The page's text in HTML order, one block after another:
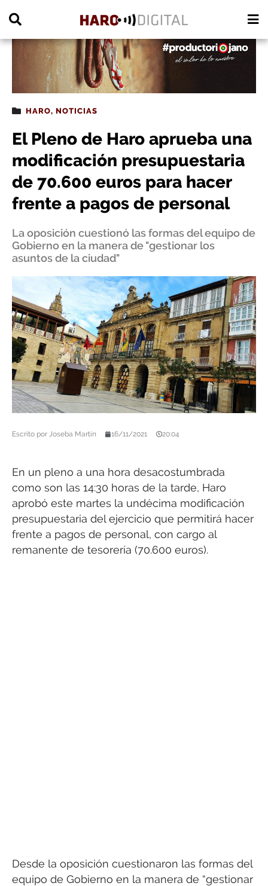
HARO, NOTICIAS
El Pleno de Haro aprueba una
modificación presupuestaria
de 70.600 euros para hacer
frente a pagos de personal
La oposición cuestionó las formas del equipo de
Gobierno en la manera de "gestionar los
asuntos de la ciudad"
Escrito por Joseba Martín 16/11/2021 20:04
En un pleno a una hora desacostumbrada
como son las 14:30 horas de la tarde, Haro
aprobó este martes la undécima modificación
presupuestaria del ejercicio que permitirá hacer
frente a pagos de personal, con cargo al
remanente de tesorería (70.600 euros).
Desde la oposición cuestionaron las formas del
equipo de Gobierno en la manera de “gestionar